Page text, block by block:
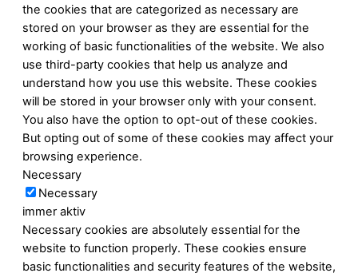
the cookies that are categorized as necessary are
stored on your browser as they are essential for the
working of basic functionalities of the website. We also
use third-party cookies that help us analyze and
understand how you use this website. These cookies
will be stored in your browser only with your consent.
You also have the option to opt-out of these cookies.
But opting out of some of these cookies may affect your
browsing experience.
Necessary
Necessary
immer aktiv
Necessary cookies are absolutely essential for the
website to function properly. These cookies ensure
basic functionalities and security features of the website,